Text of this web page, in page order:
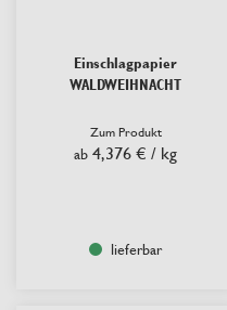
Einschlagpapier
WALDWEIHNACHT
Zum Produkt
ab 4,376 € / kg
lieferbar